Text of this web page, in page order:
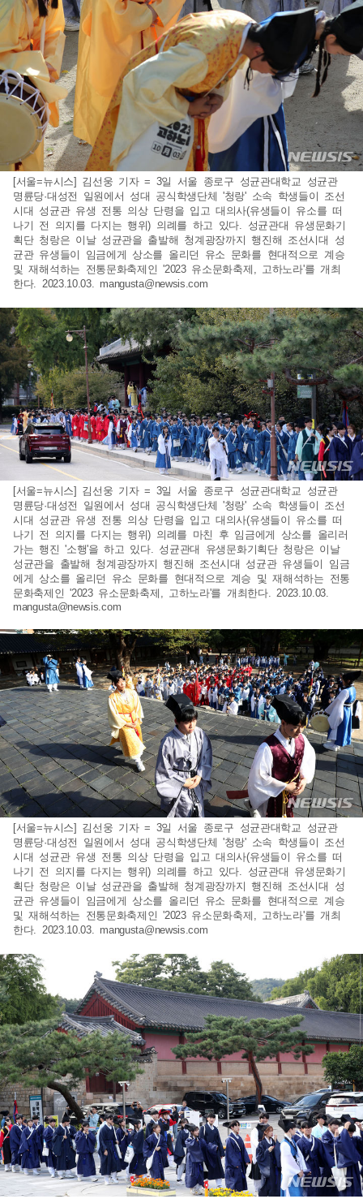
[서울=뉴시스] 김선웅 기자 = 3일 서울 종로구 성균관대학교 성균관
명륜당·대성전 일원에서 성대 공식학생단체 '청랑' 소속 학생들이 조선
시대 성균관 유생 전통 의상 단령을 입고 대의사(유생들이 유소를 떠
나기 전 의지를 다지는 행위) 의례를 하고 있다. 성균관대 유생문화기
획단 청랑은 이날 성균관을 출발해 청계광장까지 행진해 조선시대 성
균관 유생들이 임금에게 상소를 올리던 유소 문화를 현대적으로 계승
및 재해석하는 전통문화축제인 '2023 유소문화축제, 고하노라'를 개최
한다. 2023.10.03. mangusta@newsis.com
[서울=뉴시스] 김선웅 기자 = 3일 서울 종로구 성균관대학교 성균관
명륜당·대성전 일원에서 성대 공식학생단체 '청랑' 소속 학생들이 조선
시대 성균관 유생 전통 의상 단령을 입고 대의사(유생들이 유소를 떠
나기 전 의지를 다지는 행위) 의례를 마친 후 임금에게 상소를 올리러
가는 행진 '소행'을 하고 있다. 성균관대 유생문화기획단 청랑은 이날
성균관을 출발해 청계광장까지 행진해 조선시대 성균관 유생들이 임금
에게 상소를 올리던 유소 문화를 현대적으로 계승 및 재해석하는 전통
문화축제인 '2023 유소문화축제, 고하노라'를 개최한다. 2023.10.03.
mangusta@newsis.com
[서울=뉴시스] 김선웅 기자 = 3일 서울 종로구 성균관대학교 성균관
명륜당·대성전 일원에서 성대 공식학생단체 '청랑' 소속 학생들이 조선
시대 성균관 유생 전통 의상 단령을 입고 대의사(유생들이 유소를 떠
나기 전 의지를 다지는 행위) 의례를 하고 있다. 성균관대 유생문화기
획단 청랑은 이날 성균관을 출발해 청계광장까지 행진해 조선시대 성
균관 유생들이 임금에게 상소를 올리던 유소 문화를 현대적으로 계승
및 재해석하는 전통문화축제인 '2023 유소문화축제, 고하노라'를 개최
한다. 2023.10.03. mangusta@newsis.com